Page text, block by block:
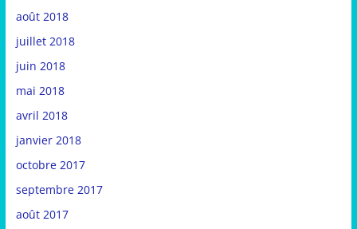
août 2018
juillet 2018
juin 2018
mai 2018
avril 2018
janvier 2018
octobre 2017
septembre 2017
août 2017